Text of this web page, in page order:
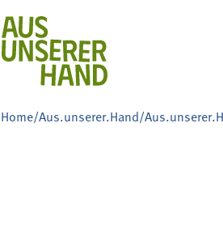
Home/Aus.unserer.Hand/